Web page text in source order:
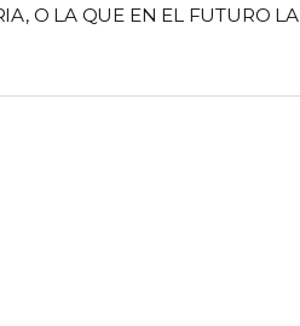
O LA QUE EN EL FUTURO LA